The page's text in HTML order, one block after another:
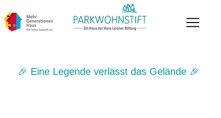
🎉 Eine Legende verlässt das Gelände 🎉